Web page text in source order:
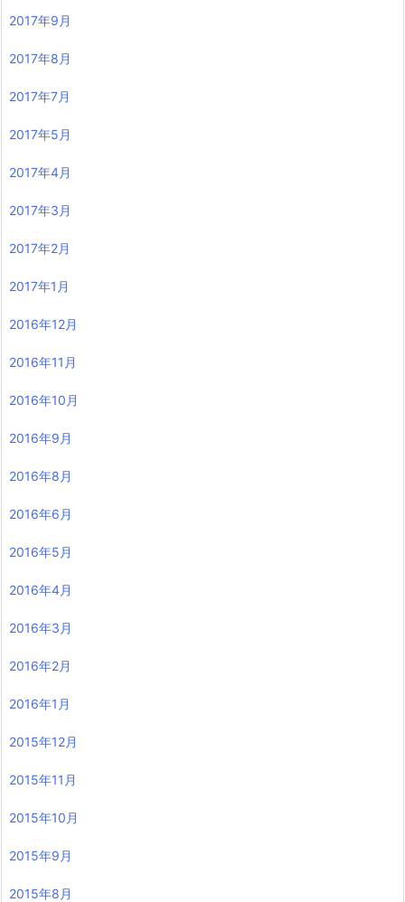
2017年9月
2017年8月
2017年7月
2017年5月
2017年4月
2017年3月
2017年2月
2017年1月
2016年12月
2016年11月
2016年10月
2016年9月
2016年8月
2016年6月
2016年5月
2016年4月
2016年3月
2016年2月
2016年1月
2015年12月
2015年11月
2015年10月
2015年9月
2015年8月